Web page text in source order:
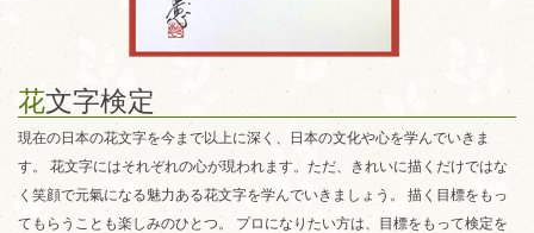
花文字検定
現在の日本の花文字を今まで以上に深く、日本の文化や心を学んでいきま
す。 花文字にはそれぞれの心が現われます。ただ、きれいに描くだけではな
く笑顔で元氣になる魅力ある花文字を学んでいきましょう。 描く目標をもっ
てもらうことも楽しみのひとつ。 プロになりたい方は、目標をもって検定を